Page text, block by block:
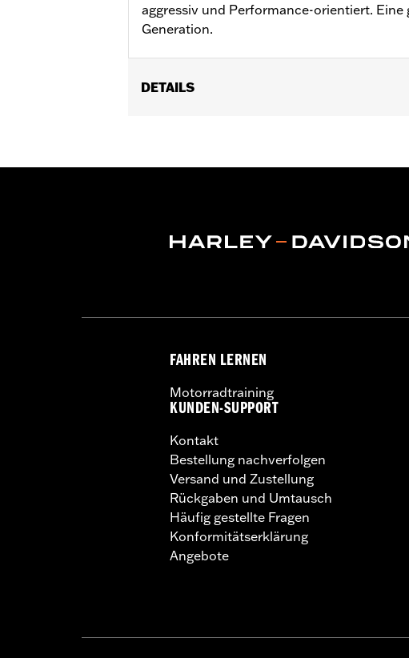
aggressiv und Performance-orientiert. Eine
Generation.
DETAILS
Kollektion:Adversary
Kupplungsmedaillon,
FAHREN LERNEN
Motorradtraining
KUNDEN-SUPPORT
Kontakt
Bestellung nachverfolgen
Versand und Zustellung
Rückgaben und Umtausch
Häufig gestellte Fragen
Konformitätserklärung
Angebote